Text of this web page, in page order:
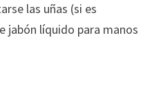
las uñas (si es
jabón líquido para manos